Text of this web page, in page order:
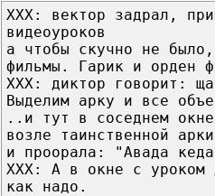
ХХХ: вектор задрал,
видеоуроков
а чтобы скучно не
фильмы. Гарик и орден
ХХХ: диктор говорит:
Выделим арку и все
..и тут в соседнем
возле таинственной
и проорала: "Авада
ХХХ: А в окне с уроком
как надо.